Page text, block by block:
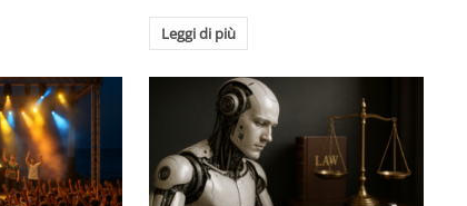
Leggi di più